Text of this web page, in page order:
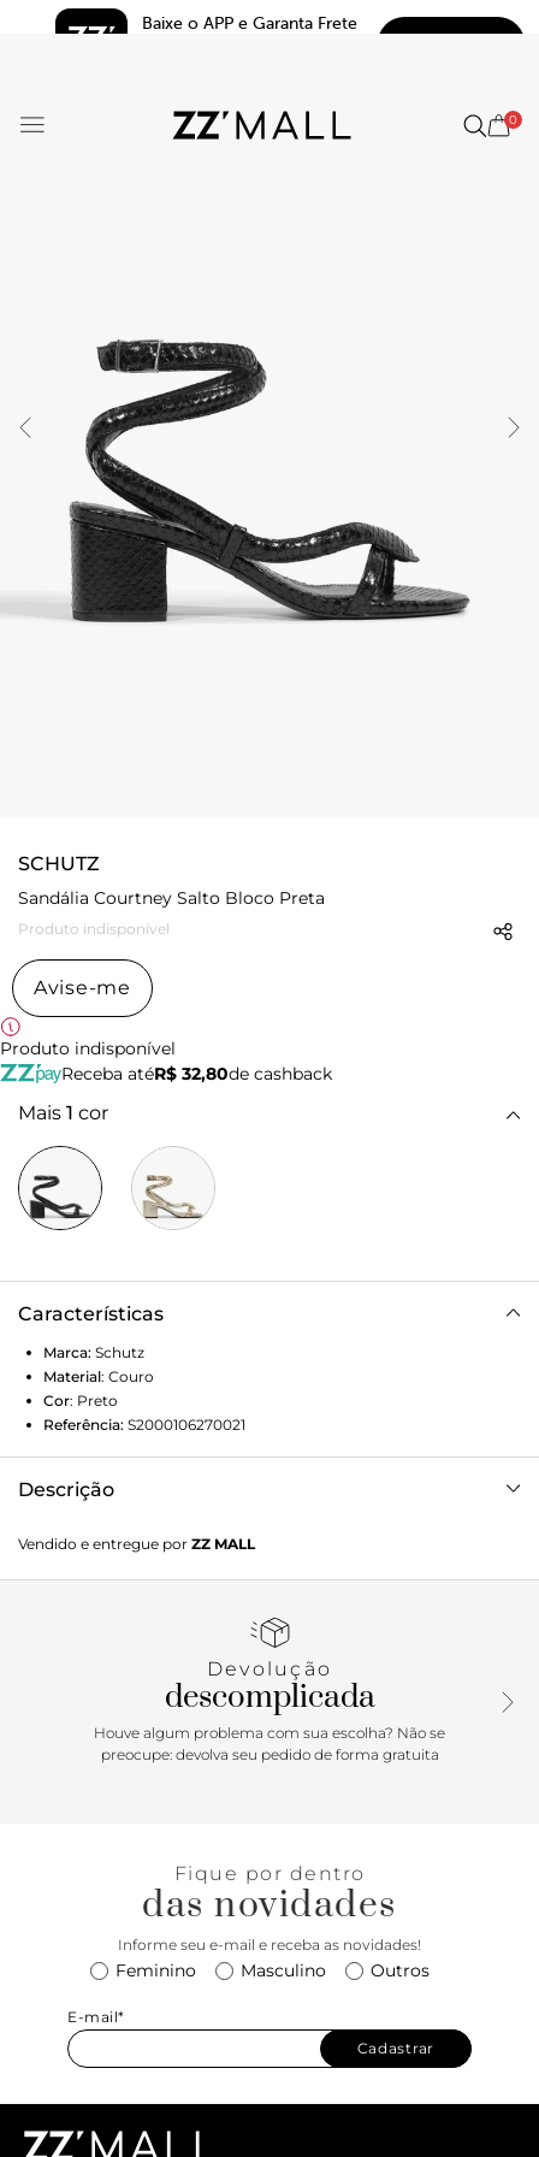
Baixe o APP e Garanta Frete
0
SCHUTZ
Sandália Courtney Salto Bloco Preta
Produto indisponível
Avise-me
Produto indisponível
Receba atéR$ 32,80de cashback
Mais 1 cor
Características
Marca: Schutz
Material: Couro
Cor: Preto
Referência: S2000106270021
Descrição
de salto bloco com design moderno. As tiras vazadas no
cabedal criam um efeito visual único e sofisticado,
Vendido e entregue por ZZ MALL
Devolução
descomplicada
Houve algum problema com sua escolha? Não se
preocupe: devolva seu pedido de forma gratuita
Fique por dentro
das novidades
Informe seu e-mail e receba as novidades!
Feminino Masculino Outros
E-mail*
Cadastrar